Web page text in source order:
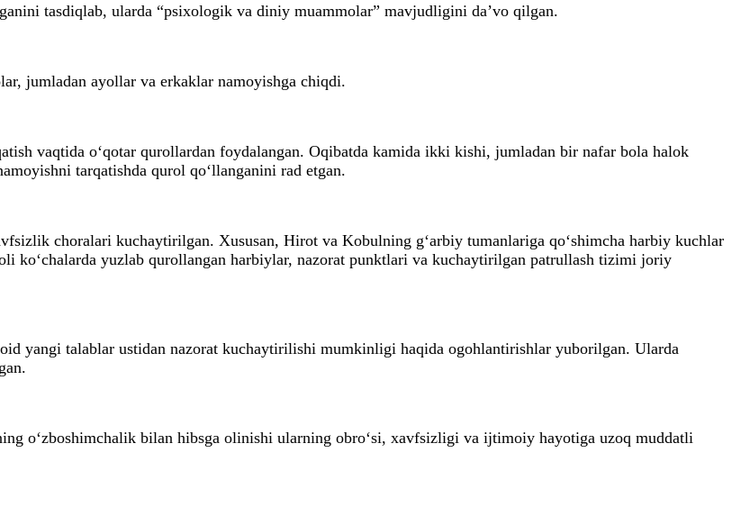
tasdiqlab, ularda “psixologik va diniy muammolar” mavjudligini da’vo qilgan.
jumladan ayollar va erkaklar namoyishga chiqdi.
vaqtida o‘qotar qurollardan foydalangan. Oqibatda kamida ikki kishi, jumladan bir nafar bola halok
tarqatishda qurol qo‘llanganini rad etgan.
choralari kuchaytirilgan. Xususan, Hirot va Kobulning g‘arbiy tumanlariga qo‘shimcha harbiy kuchlar
yuzlab qurollangan harbiylar, nazorat punktlari va kuchaytirilgan patrullash tizimi joriy
yangi talablar ustidan nazorat kuchaytirilishi mumkinligi haqida ogohlantirishlar yuborilgan. Ularda
o‘zboshimchalik bilan hibsga olinishi ularning obro‘si, xavfsizligi va ijtimoiy hayotiga uzoq muddatli